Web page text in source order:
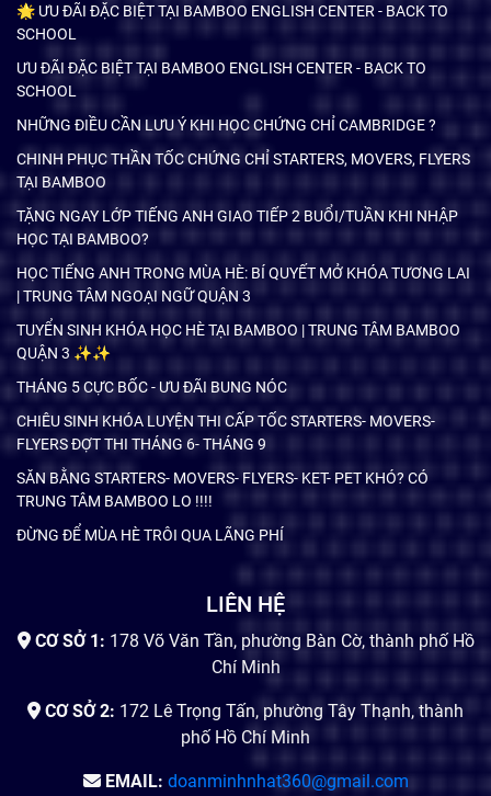
🌟 ƯU ĐÃI ĐẶC BIỆT TẠI BAMBOO ENGLISH CENTER - BACK TO
SCHOOL
ƯU ĐÃI ĐẶC BIỆT TẠI BAMBOO ENGLISH CENTER - BACK TO
SCHOOL
NHỮNG ĐIỀU CẦN LƯU Ý KHI HỌC CHỨNG CHỈ CAMBRIDGE ?
CHINH PHỤC THẦN TỐC CHỨNG CHỈ STARTERS, MOVERS, FLYERS
TẠI BAMBOO
TẶNG NGAY LỚP TIẾNG ANH GIAO TIẾP 2 BUỔI/TUẦN KHI NHẬP
HỌC TẠI BAMBOO?
HỌC TIẾNG ANH TRONG MÙA HÈ: BÍ QUYẾT MỞ KHÓA TƯƠNG LAI
| TRUNG TÂM NGOẠI NGỮ QUẬN 3
TUYỂN SINH KHÓA HỌC HÈ TẠI BAMBOO | TRUNG TÂM BAMBOO
QUẬN 3 ✨✨
THÁNG 5 CỰC BỐC - ƯU ĐÃI BUNG NÓC
CHIÊU SINH KHÓA LUYỆN THI CẤP TỐC STARTERS- MOVERS-
FLYERS ĐỢT THI THÁNG 6- THÁNG 9
SĂN BẰNG STARTERS- MOVERS- FLYERS- KET- PET KHÓ? CÓ
TRUNG TÂM BAMBOO LO !!!!
ĐỪNG ĐỂ MÙA HÈ TRÔI QUA LÃNG PHÍ
LIÊN HỆ
CƠ SỞ 1: 178 Võ Văn Tần, phường Bàn Cờ, thành phố Hồ
Chí Minh
CƠ SỞ 2: 172 Lê Trọng Tấn, phường Tây Thạnh, thành
phố Hồ Chí Minh
EMAIL: doanminhnhat360@gmail.com